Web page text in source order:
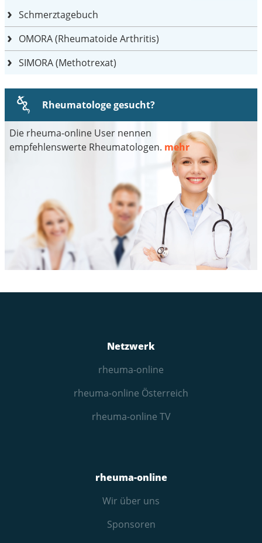
Schmerztagebuch
OMORA (Rheumatoide Arthritis)
SIMORA (Methotrexat)
Rheumatologe gesucht?
Die rheuma-online User nennen
empfehlenswerte Rheumatologen. mehr
Netzwerk
rheuma-online
rheuma-online Österreich
rheuma-online TV
rheuma-online
Wir über uns
Sponsoren